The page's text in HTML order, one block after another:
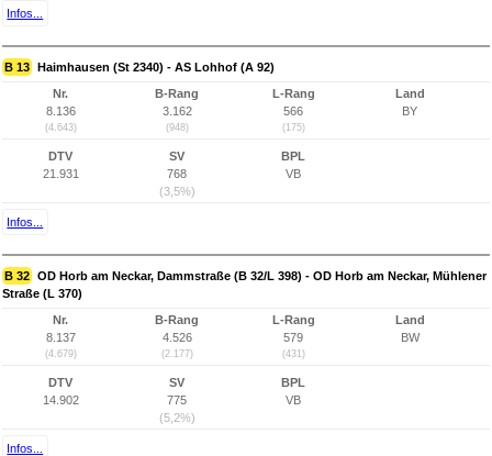
Infos...
B 13 Haimhausen (St 2340) - AS Lohhof (A 92)
Nr.
8.136
(4.643)
B-Rang
3.162
(948)
L-Rang
566
(175)
Land
BY
DTV
21.931
SV
768
(3,5%)
BPL
VB
Infos...
B 32 OD Horb am Neckar, Dammstraße (B 32/L 398) - OD Horb am Neckar, Mühlener
Straße (L 370)
Nr.
8.137
(4.679)
B-Rang
4.526
(2.177)
L-Rang
579
(431)
Land
BW
DTV
14.902
SV
775
(5,2%)
BPL
VB
Infos...